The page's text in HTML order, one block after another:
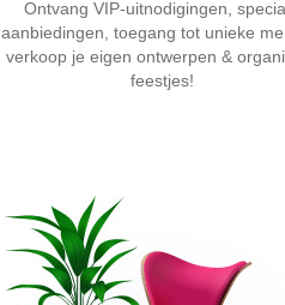
Ontvang VIP-uitnodigingen,
aanbiedingen, toegang tot unieke
verkoop je eigen ontwerpen &
feestjes!